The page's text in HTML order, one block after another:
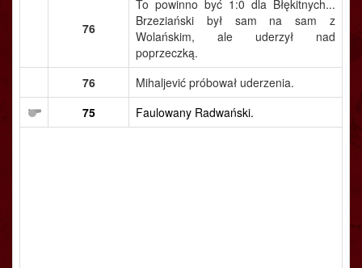
76
To powinno być 1:0 dla Błękitnych...
Brzeziański był sam na sam z
Wolańskim, ale uderzył nad
poprzeczką.
76
Mihaljević próbował uderzenia.
75
Faulowany Radwański.